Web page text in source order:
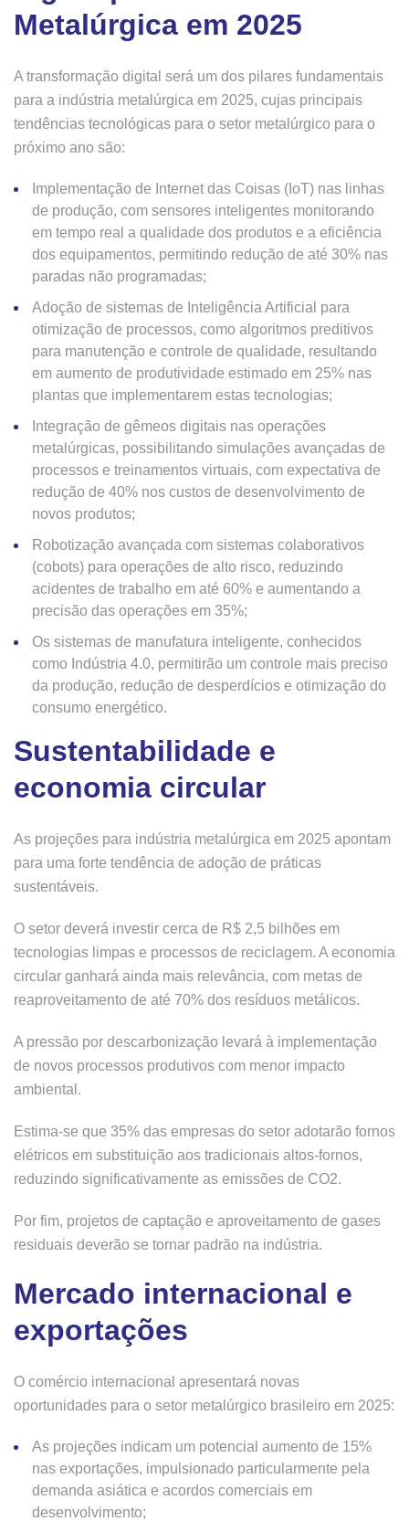
Metalúrgica em 2025
A transformação digital será um dos pilares fundamentais
para a indústria metalúrgica em 2025, cujas principais
tendências tecnológicas para o setor metalúrgico para o
próximo ano são:
Implementação de Internet das Coisas (IoT) nas linhas
de produção, com sensores inteligentes monitorando
em tempo real a qualidade dos produtos e a eficiência
dos equipamentos, permitindo redução de até 30% nas
paradas não programadas;
Adoção de sistemas de Inteligência Artificial para
otimização de processos, como algoritmos preditivos
para manutenção e controle de qualidade, resultando
em aumento de produtividade estimado em 25% nas
plantas que implementarem estas tecnologias;
Integração de gêmeos digitais nas operações
metalúrgicas, possibilitando simulações avançadas de
processos e treinamentos virtuais, com expectativa de
redução de 40% nos custos de desenvolvimento de
novos produtos;
Robotização avançada com sistemas colaborativos
(cobots) para operações de alto risco, reduzindo
acidentes de trabalho em até 60% e aumentando a
precisão das operações em 35%;
Os sistemas de manufatura inteligente, conhecidos
como Indústria 4.0, permitirão um controle mais preciso
da produção, redução de desperdícios e otimização do
consumo energético.
Sustentabilidade e
economia circular
As projeções para indústria metalúrgica em 2025 apontam
para uma forte tendência de adoção de práticas
sustentáveis.
O setor deverá investir cerca de R$ 2,5 bilhões em
tecnologias limpas e processos de reciclagem. A economia
circular ganhará ainda mais relevância, com metas de
reaproveitamento de até 70% dos resíduos metálicos.
A pressão por descarbonização levará à implementação
de novos processos produtivos com menor impacto
ambiental.
Estima-se que 35% das empresas do setor adotarão fornos
elétricos em substituição aos tradicionais altos-fornos,
reduzindo significativamente as emissões de CO2.
Por fim, projetos de captação e aproveitamento de gases
residuais deverão se tornar padrão na indústria.
Mercado internacional e
exportações
O comércio internacional apresentará novas
oportunidades para o setor metalúrgico brasileiro em 2025:
As projeções indicam um potencial aumento de 15%
nas exportações, impulsionado particularmente pela
demanda asiática e acordos comerciais em
desenvolvimento;